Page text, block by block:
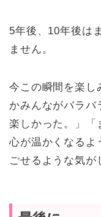
5年後、10年後は
ません。
今この瞬間を楽し
かみんながバラバ
楽しかった。」「
心が温かくなるよ
ごせるような気が